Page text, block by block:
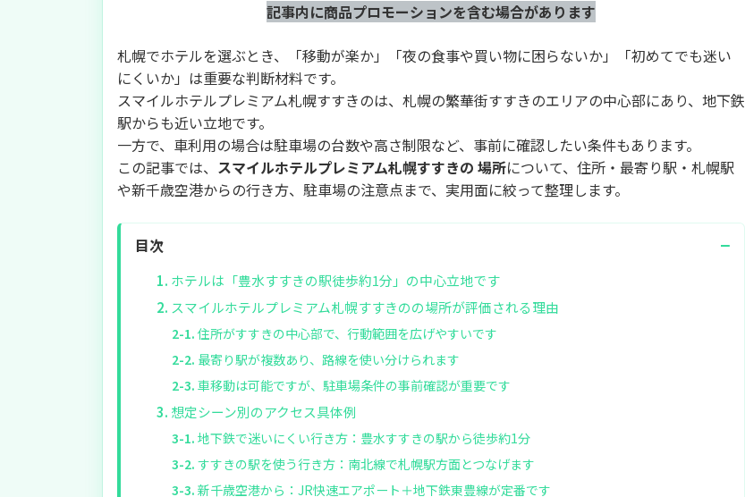
記事内に商品プロモーションを含む場合があります
札幌でホテルを選ぶとき、「移動が楽か」「夜の食事や買い物に困らないか」「初めてでも迷い
にくいか」は重要な判断材料です。
スマイルホテルプレミアム札幌すすきのは、札幌の繁華街すすきのエリアの中心部にあり、地下鉄
駅からも近い立地です。
一方で、車利用の場合は駐車場の台数や高さ制限など、事前に確認したい条件もあります。
この記事では、 スマイルホテルプレミアム札幌すすきの 場所について、住所・最寄り駅・札幌駅
や新千歳空港からの行き方、駐車場の注意点まで、実用面に絞って整理します。
目次 −
ホテルは「豊水すすきの駅徒歩約1分」の中心立地です
スマイルホテルプレミアム札幌すすきのの場所が評価される理由
住所がすすきの中心部で、行動範囲を広げやすいです
最寄り駅が複数あり、路線を使い分けられます
車移動は可能ですが、駐車場条件の事前確認が重要です
想定シーン別のアクセス具体例
地下鉄で迷いにくい行き方：豊水すすきの駅から徒歩約1分
すすきの駅を使う行き方：南北線で札幌駅方面とつなげます
新千歳空港から：JR快速エアポート＋地下鉄東豊線が定番です